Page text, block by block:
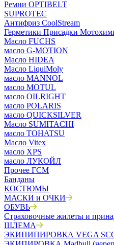
Ремни OPTIBELT
SUPROTEC
Антифриз CoolStream
Герметики Присадки
Масло FUCHS
масло G-MOTION
Масло HIDEA
Масло LiquiMoly
масло MANNOL
масло MOTUL
масло OILRIGHT
масло POLARIS
масло QUICKSILVER
Масло SUMITACHI
масло TOHATSU
Масло Vitex
масло XPS
масло ЛУКОЙЛ
Прочее ГСМ
Банданы
КОСТЮМЫ
МАСКИ и ОЧКИ
ОБУВЬ
Страховочные жилеты и
ШЛЕМА
ЭКИПИПИРОВКА VEGA